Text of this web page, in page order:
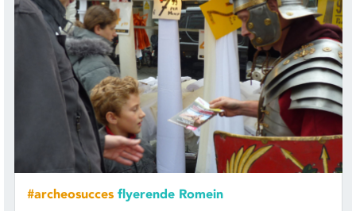
#archeosucces flyerende Romein